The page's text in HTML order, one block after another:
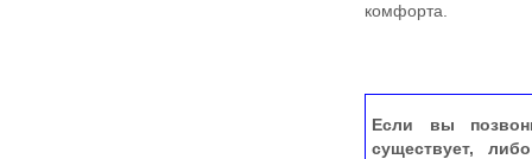
комфорта.
Если вы
существует,